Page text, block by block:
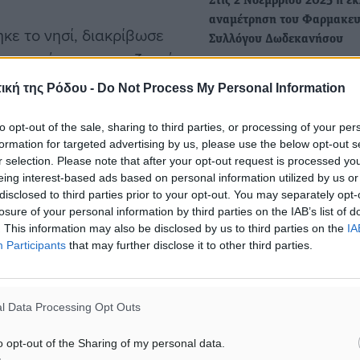
της Ρόδου - Do Not Process My Personal Information
opt-out of the sale, sharing to third parties, or processing of your
for targeted advertising by us, please use the below opt-out
selection. Please note that after your opt-out request is processed
interest-based ads based on personal information utilized by us
to third parties prior to your opt-out. You may separately
of your personal information by third parties on the IAB’s list of
This information may also be disclosed by us to third parties on the
Participants that may further disclose it to other third parties.
Data Processing Opt Outs
opt-out of the Sharing of my personal data.
το νησί, διακρίβωσε
των ζημιών
όπως επίσης και στις
το νησί της
και η καθημερινότητα
με την συνεισφορά και
οι αρχές να λάβουν
στο μέλλον.
αναμέτρηση του
Συλλόγου Δωδεκανήσου
Δωδεκανήσου» με
Tο Λιμεναρχείο Κω
κλιμάκιο της Π.Ο.Ε.Π.Λ.Σ.
Ξεπερνά κάθε προηγούμενο
υποστελέχωση των
Tο Λιμεναρχείο Κω
κλιμάκιο της Π.Ο.Ε.Π.Λ.Σ.,